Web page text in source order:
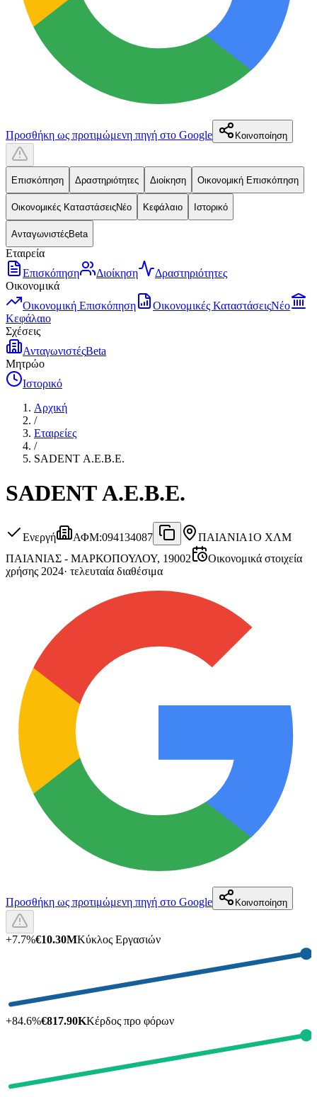
Προσθήκη ως προτιμώμενη πηγή στο Google Κοινοποίηση
Επισκόπηση Δραστηριότητες Διοίκηση Οικονομική Επισκόπηση
Οικονομικές ΚαταστάσειςΝέο Κεφάλαιο Ιστορικό
ΑνταγωνιστέςBeta
Εταιρεία
Επισκόπηση
Διοίκηση
Δραστηριότητες
Οικονομικά
Οικονομική Επισκόπηση
Οικονομικές ΚαταστάσειςΝέο
Κεφάλαιο
Σχέσεις
ΑνταγωνιστέςBeta
Μητρώο
Ιστορικό
Αρχική
/
Εταιρείες
/
SADENT Α.Ε.Β.Ε.
SADENT Α.Ε.Β.Ε.
Ενεργή ΑΦΜ:094134087 ΠΑΙΑΝΙΑ1Ο ΧΛΜ
ΠΑΙΑΝΙΑΣ - ΜΑΡΚΟΠΟΥΛΟΥ, 19002
Οικονομικά στοιχεία
χρήσης 2024· τελευταία διαθέσιμα
Προσθήκη ως προτιμώμενη πηγή στο Google Κοινοποίηση
+7.7%€10.30MΚύκλος Εργασιών
+84.6%€817.90KΚέρδος προ φόρων